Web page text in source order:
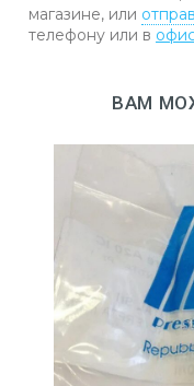
магазине, или
телефону или в
ВАМ